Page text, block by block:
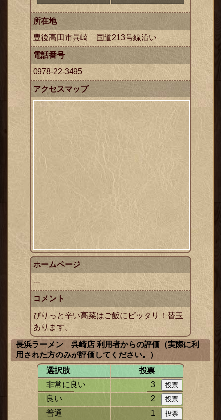
所在地
豊後高田市呉崎 国道213号線沿い
電話番号
0978-22-3495
アクセスマップ
ホームページ
---
コメント
ぴりっと辛い高菜はご飯にピッタリ！替玉
あります。
長浜ラーメン 呉崎店 利用者からの評価（実際に利
用された方のみが評価してください。）
選択肢
投票
非常に良い
3
良い
2
普通
1